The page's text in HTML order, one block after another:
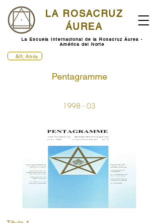
LA ROSACRUZ
ÁUREA
La Escuela Internacional de la Rosacruz Áurea -
América del Norte
&lt; Atrás
Pentagramme
1998 - 03